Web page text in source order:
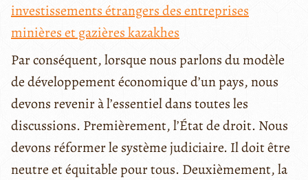
investissements étrangers des entreprises
minières et gazières kazakhes
Par conséquent, lorsque nous parlons du modèle
de développement économique d’un pays, nous
devons revenir à l’essentiel dans toutes les
discussions. Premièrement, l’État de droit. Nous
devons réformer le système judiciaire. Il doit être
neutre et équitable pour tous. Deuxièmement, la